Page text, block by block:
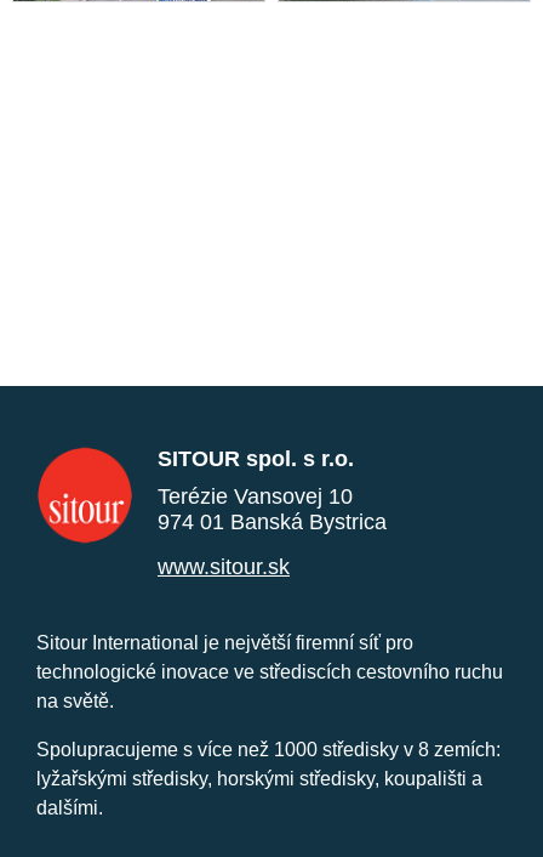
SITOUR spol. s r.o.
Terézie Vansovej 10
974 01 Banská Bystrica
www.sitour.sk
Sitour International je největší firemní síť pro
technologické inovace ve střediscích cestovního ruchu
na světě.
Spolupracujeme s více než 1000 středisky v 8 zemích:
lyžařskými středisky, horskými středisky, koupališti a
dalšími.